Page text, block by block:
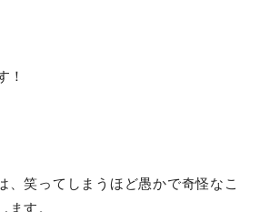
！
、笑ってしまうほど愚かで奇怪なこ
ます。